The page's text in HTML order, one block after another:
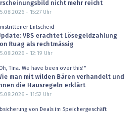
nicht mehr reicht
- 15:27Uhr
Entscheid
VBS erachtet Lösegeldzahlung
Ruag als rechtmässig
- 12:19 Uhr
Tina. We have been over this!"
man mit wilden Bären verhandelt und
die Hausregeln erklärt
- 11:52 Uhr
von Deals im Speichergeschäft